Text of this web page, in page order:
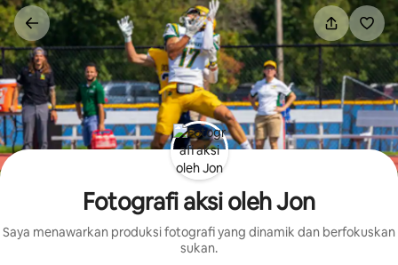
Langkau
ke
kandungan
Fotografi aksi oleh Jon
Saya menawarkan produksi fotografi yang dinamik dan berfokuskan
sukan.